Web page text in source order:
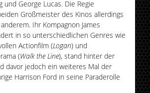
und George Lucas. Die Regie
Großmeister des Kinos allerdings
Ihr Kompagnon James
in so unterschiedlichen Genres wie
Actionfilm (Logan) und
(Walk the Line), stand hinter der
davor jedoch ein weiteres Mal der
Harrison Ford in seine Paraderolle